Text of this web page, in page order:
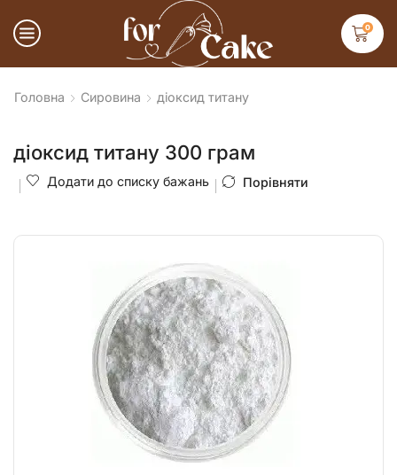
0
Головна Сировина діоксид титану
діоксид титану 300 грам
Додати до списку бажань Порівняти